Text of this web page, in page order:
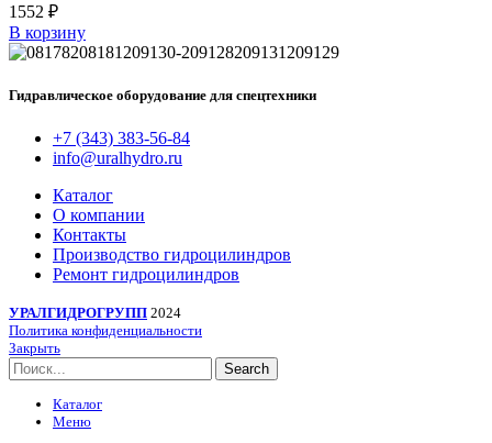
1552 ₽
В корзину
Гидравлическое оборудование для спецтехники
+7 (343) 383-56-84
info@uralhydro.ru
Каталог
О компании
Контакты
Производство гидроцилиндров
Ремонт гидроцилиндров
УРАЛГИДРОГРУПП 2024
Политика конфиденциальности
Закрыть
Search
Каталог
Меню